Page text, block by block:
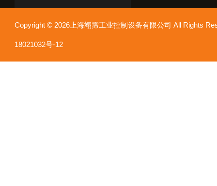
Copyright © 2026上海翊霈工业控制设备有限公司 All Rights
18021032号-12